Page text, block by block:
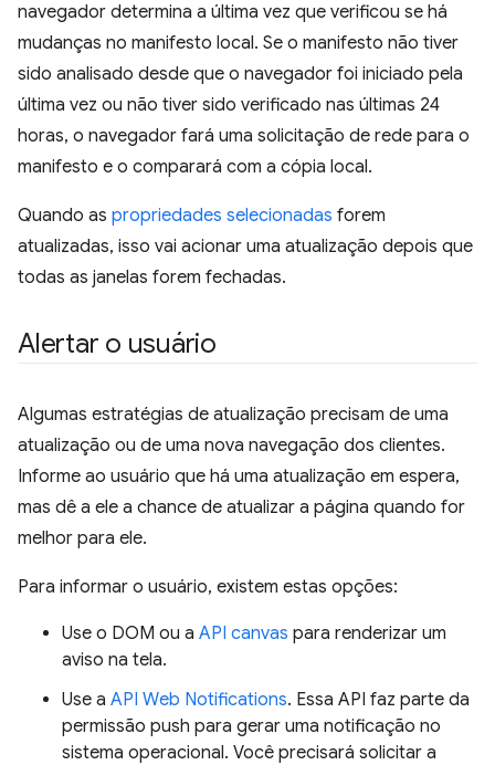
navegador determina a última vez que verificou se há
mudanças no manifesto local. Se o manifesto não tiver
sido analisado desde que o navegador foi iniciado pela
última vez ou não tiver sido verificado nas últimas 24
horas, o navegador fará uma solicitação de rede para o
manifesto e o comparará com a cópia local.
Quando as propriedades selecionadas forem
atualizadas, isso vai acionar uma atualização depois que
todas as janelas forem fechadas.
Alertar o usuário
Algumas estratégias de atualização precisam de uma
atualização ou de uma nova navegação dos clientes.
Informe ao usuário que há uma atualização em espera,
mas dê a ele a chance de atualizar a página quando for
melhor para ele.
Para informar o usuário, existem estas opções:
Use o DOM ou a API canvas para renderizar um
aviso na tela.
Use a API Web Notifications. Essa API faz parte da
permissão push para gerar uma notificação no
sistema operacional. Você precisará solicitar a